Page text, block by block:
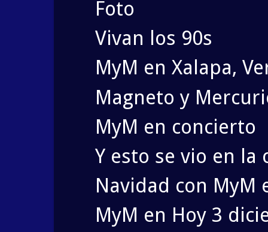
Foto
Vivan los 90s
MyM en Xalapa,
Magneto y
MyM en concierto
Y esto se vio en la
Navidad con MyM
MyM en Hoy 3